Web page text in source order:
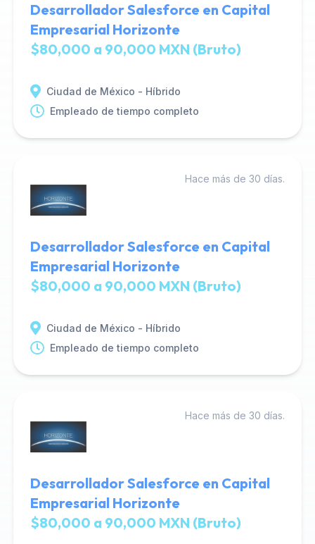
Desarrollador Salesforce en Capital
Empresarial Horizonte
$80,000 a 90,000 MXN (Bruto)
Ciudad de México - Híbrido
Empleado de tiempo completo
Hace más de 30 días.
Desarrollador Salesforce en Capital
Empresarial Horizonte
$80,000 a 90,000 MXN (Bruto)
Ciudad de México - Híbrido
Empleado de tiempo completo
Hace más de 30 días.
Desarrollador Salesforce en Capital
Empresarial Horizonte
$80,000 a 90,000 MXN (Bruto)